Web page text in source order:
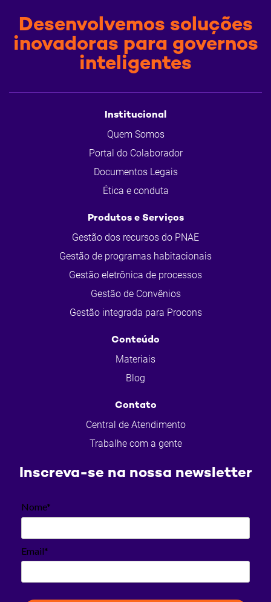
Desenvolvemos soluções
inovadoras para governos
inteligentes
Institucional
Quem Somos
Portal do Colaborador
Documentos Legais
Ética e conduta
Produtos e Serviços
Gestão dos recursos do PNAE
Gestão de programas habitacionais
Gestão eletrônica de processos
Gestão de Convênios
Gestão integrada para Procons
Conteúdo
Materiais
Blog
Contato
Central de Atendimento
Trabalhe com a gente
Inscreva-se na nossa newsletter
Nome*
Email*